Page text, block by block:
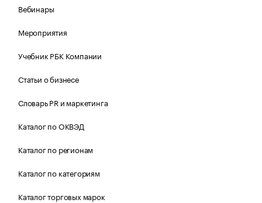
Вебинары
Мероприятия
Учебник РБК Компании
Статьи о бизнесе
Словарь PR и маркетинга
Каталог по ОКВЭД
Каталог по регионам
Каталог по категориям
Каталог торговых марок